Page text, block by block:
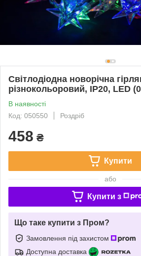
Світлодіодна новорічна
різнокольоровий, IP20, LED
В наявності
Код: 050550
Роздріб
458 ₴
Купити
або
Купити з
Що таке купити з Пром?
Замовлення під захистом
Доступна доставка